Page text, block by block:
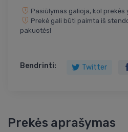
Pasiūlymas galioja, kol prekės
Prekė gali būti paimta iš
pakuotės!
Bendrinti: Twitter
Prekės aprašymas